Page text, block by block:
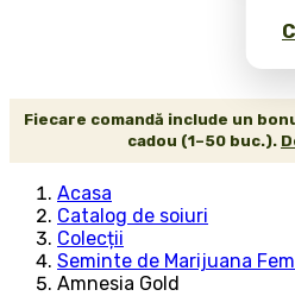
Fiecare comandă include un
cadou (1–50 buc.).
Acasa
Catalog de soiuri
Colecții
Seminte de Marijuana
Amnesia Gold